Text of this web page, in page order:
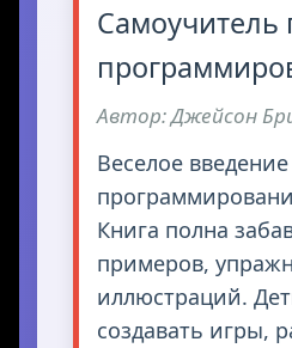
Самоучитель
Автор: Джейсон
Веселое
Книга полна
примеров,
иллюстраций.
создавать игры,